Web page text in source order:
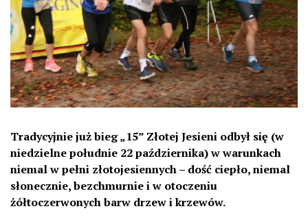
Tradycyjnie już bieg „15” Złotej Jesieni odbył się (w
niedzielne południe 22 października) w warunkach
niemal w pełni złotojesiennych – dość ciepło, niemal
słonecznie, bezchmurnie i w otoczeniu
żółtoczerwonych barw drzew i krzewów.